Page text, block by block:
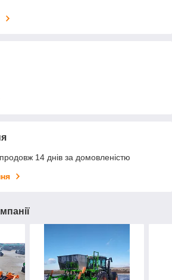
14 днів за домовленістю